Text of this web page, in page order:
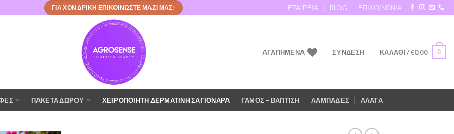
ΓΙΑ ΧΟΝΔΡΙΚΗ ΕΠΙΚΟΙΝΩΣΤΕ ΜΑΖΙ ΜΑΣ! ΕΤΑΙΡΕΙΑ BLOG ΕΠΙΚΟΙΝΩΝΙΑ
ΑΓΑΠΗΜΕΝΑ ΣΎΝΔΕΣΗ ΚΑΛΆΘΙ /€0.00 0
ΠΑΚΕΤΑ ΔΩΡΟΥ ΧΕΙΡΟΠΟΙΗΤΗ ΔΕΡΜΑΤΙΝΗ ΣΑΓΙΟΝΑΡΑ ΓΑΜΟΣ – ΒΑΠΤΙΣΗ ΛΑΜΠΑΔΕΣ AΛΑΤΑ